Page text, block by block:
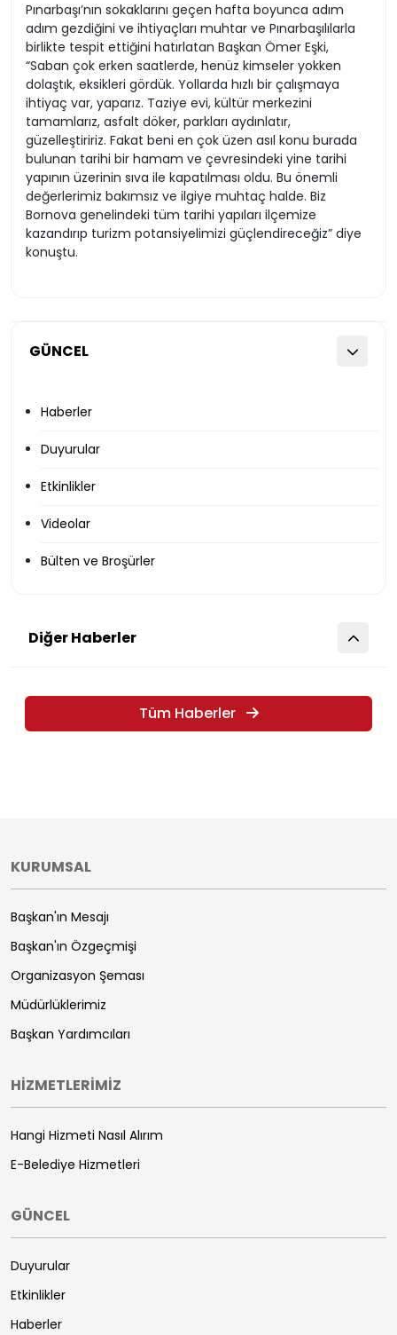
GÜNCEL
Haberler
Duyurular
Etkinlikler
Videolar
Bülten ve Broşürler
Pınarbaşı’nın sokaklarını geçen hafta boyunca adım
adım gezdiğini ve ihtiyaçları muhtar ve Pınarbaşılılarla
birlikte tespit ettiğini hatırlatan Başkan Ömer Eşki,
“Saban çok erken saatlerde, henüz kimseler yokken
dolaştık, eksikleri gördük. Yollarda hızlı bir çalışmaya
ihtiyaç var, yaparız. Taziye evi, kültür merkezini
tamamlarız, asfalt döker, parkları aydınlatır,
güzelleştiririz. Fakat beni en çok üzen asıl konu burada
bulunan tarihi bir hamam ve çevresindeki yine tarihi
yapının üzerinin sıva ile kapatılması oldu. Bu önemli
değerlerimiz bakımsız ve ilgiye muhtaç halde. Biz
Bornova genelindeki tüm tarihi yapıları ilçemize
kazandırıp turizm potansiyelimizi güçlendireceğiz” diye
konuştu.
Diğer Haberler
Tüm Haberler
KURUMSAL
Başkan'ın Mesajı
Başkan'ın Özgeçmişi
Organizasyon Şeması
Müdürlüklerimiz
Başkan Yardımcıları
HİZMETLERİMİZ
Hangi Hizmeti Nasıl Alırım
E-Belediye Hizmetleri
GÜNCEL
Duyurular
Etkinlikler
Haberler